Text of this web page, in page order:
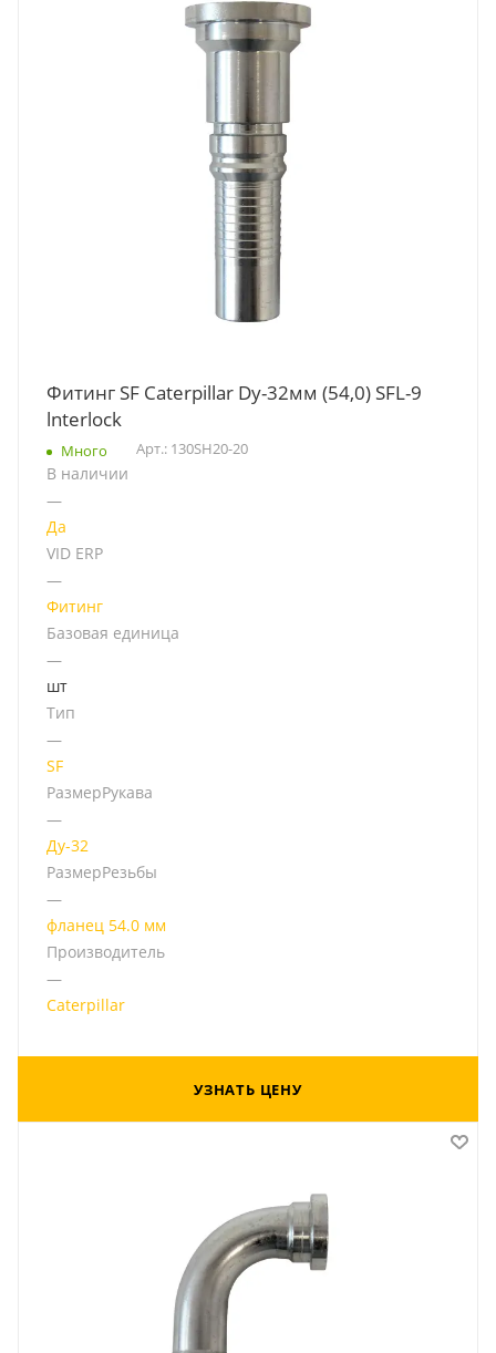
Фитинг SF Caterpillar Dy-32мм (54,0) SFL-9
lnterlock
Много Арт.: 130SH20-20
В наличии
—
Да
VID ERP
—
Фитинг
Базовая единица
—
шт
Тип
—
SF
РазмерРукава
—
Ду-32
РазмерРезьбы
—
фланец 54.0 мм
Производитель
—
Caterpillar
УЗНАТЬ ЦЕНУ